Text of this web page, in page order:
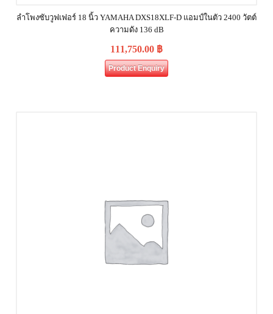
ลำโพงซับวูฟเฟอร์ 18 นิ้ว YAMAHA DXS18XLF-D แอมป์ในตัว 2400 วัตต์
ความดัง 136 dB
111,750.00 ฿
Product Enquiry